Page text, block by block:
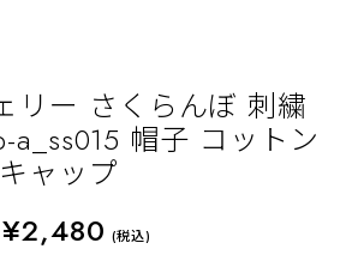
リー さくらんぼ 刺繍
a_ss015 帽子 コットン
ャップ
¥2,480 (税込)